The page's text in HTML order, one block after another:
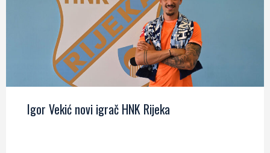
Igor Vekić novi igrač HNK Rijeka